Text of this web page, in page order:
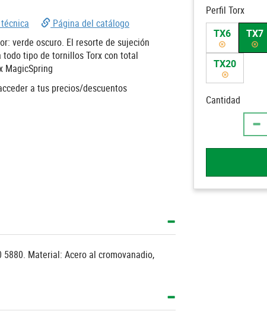
Perfil Torx
TX6
TX7
TX20
Cantidad
Página del catálogo
verde oscuro. El resorte de sujeción
todo tipo de tornillos Torx con total
MagicSpring
a tus precios/descuentos
Material: Acero al cromovanadio,